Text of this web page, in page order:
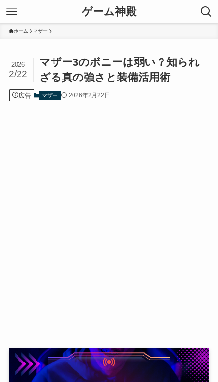
ゲーム神殿
ホーム マザー
マザー3のボニーは弱い？知られ
ざる真の強さと装備活用術
2026
2/22
広告 マザー 2026年2月22日